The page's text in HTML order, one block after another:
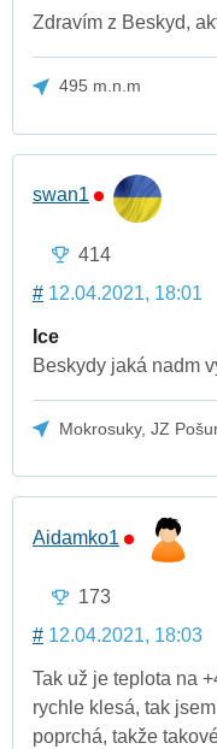
Zdravím z Beskyd,
495 m.n.m
swan1
414
# 12.04.2021, 18:01
Ice
Beskydy jaká nadm
Mokrosuky, JZ
Aidamko1
173
# 12.04.2021, 18:03
Tak už je teplota na
rychle klesá, tak
poprchá, takže